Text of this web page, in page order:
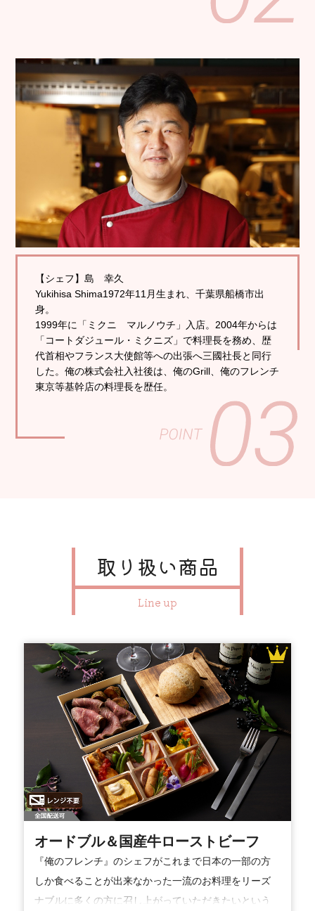
【シェフ】島 幸久
Yukihisa Shima1972年11月生まれ、千葉県船橋市出
身。
1999年に「ミクニ マルノウチ」入店。2004年からは
「コートダジュール・ミクニズ」で料理長を務め、歴
代首相やフランス大使館等への出張へ三國社長と同行
した。俺の株式会社入社後は、俺のGrill、俺のフレンチ
東京等基幹店の料理長を歴任。
取り扱い商品
Line up
オードブル＆国産牛ローストビーフ
『俺のフレンチ』のシェフがこれまで日本の一部の方
しか食べることが出来なかった一流のお料理をリーズ
ナブルに多くの方に召し上がっていただきたいという